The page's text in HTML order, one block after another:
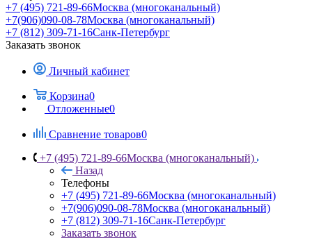
+7 (495) 721-89-66Москва (многоканальный)
+7(906)090-08-78Москва (многоканальный)
+7 (812) 309-71-16Санк-Петербург
Заказать звонок
Личный кабинет
Корзина0
Отложенные0
Сравнение товаров0
+7 (495) 721-89-66Москва (многоканальный)
Назад
Телефоны
+7 (495) 721-89-66Москва (многоканальный)
+7(906)090-08-78Москва (многоканальный)
+7 (812) 309-71-16Санк-Петербург
Заказать звонок